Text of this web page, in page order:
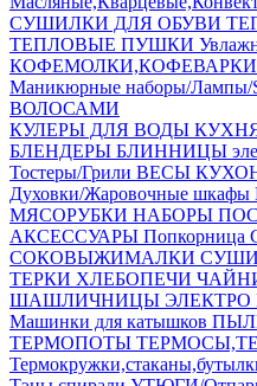
СУШИЛКИ ДЛЯ ОБУВИ
ТЕПЛОВЫЕ ПУШКИ
КОФЕМОЛКИ,КОФЕВАРКИ
Маникюрные наборы/Лампы/
ВОЛОСАМИ
КУЛЕРЫ ДЛЯ ВОДЫ
БЛЕНДЕРЫ БЛИННИЦЫ
Тостеры/Грили ВЕСЫ
Духовки/Жаровочные шкафы
МЯСОРУБКИ НАБОРЫ
АКСЕССУАРЫ Попкорница
СОКОВЫЖИМАЛКИ
ТЕРКИ ХЛЕБОПЕЧИ
ШАШЛИЧНИЦЫ
Машинки для катышков
ТЕРМОПОТЫ